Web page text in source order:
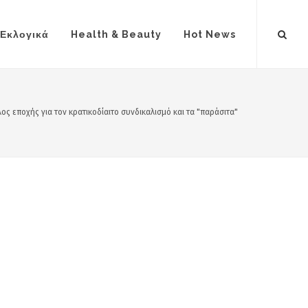
Εκλογικά Health & Beauty Hot News
εποχής για τον κρατικοδίαιτο συνδικαλισμό και τα "παράσιτα"